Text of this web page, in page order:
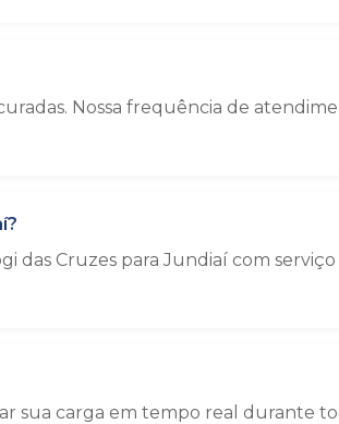
Nossa frequência de
das Cruzes para Jundiaí com
sua carga em tempo real durante